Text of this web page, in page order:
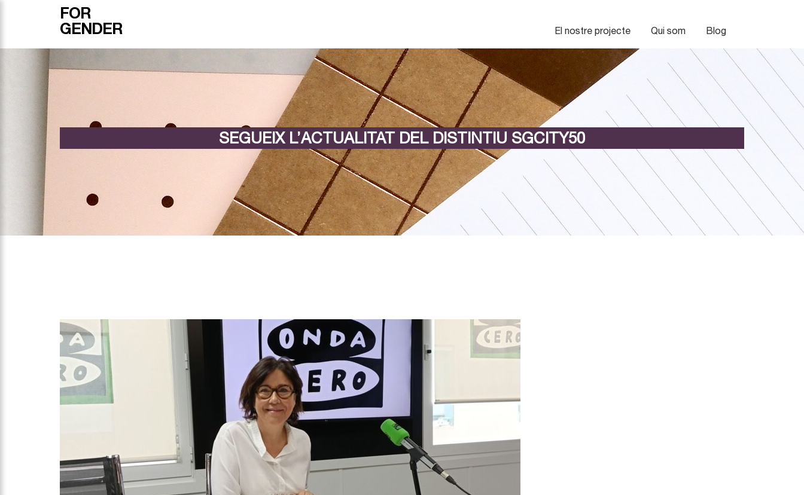
FOR
GENDER
El nostre projecte Qui som Blog
SEGUEIX L’ACTUALITAT DEL DISTINTIU SGCITY50